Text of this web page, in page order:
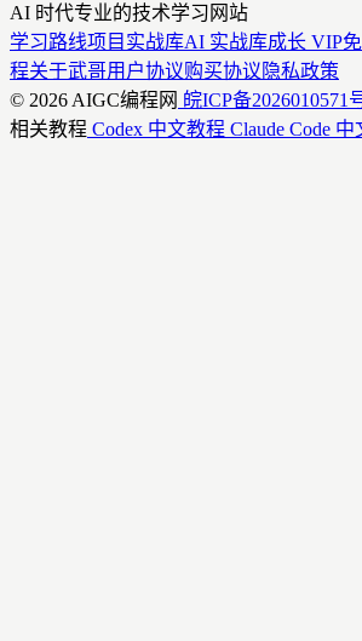
AI 时代专业的技术学习网站
学习路线项目实战库AI 实战库成长 VIP
程关于武哥用户协议购买协议 隐私政策
© 2026 AIGC编程网 皖ICP备2026010571
相关教程 Codex 中文教程 Claude Code